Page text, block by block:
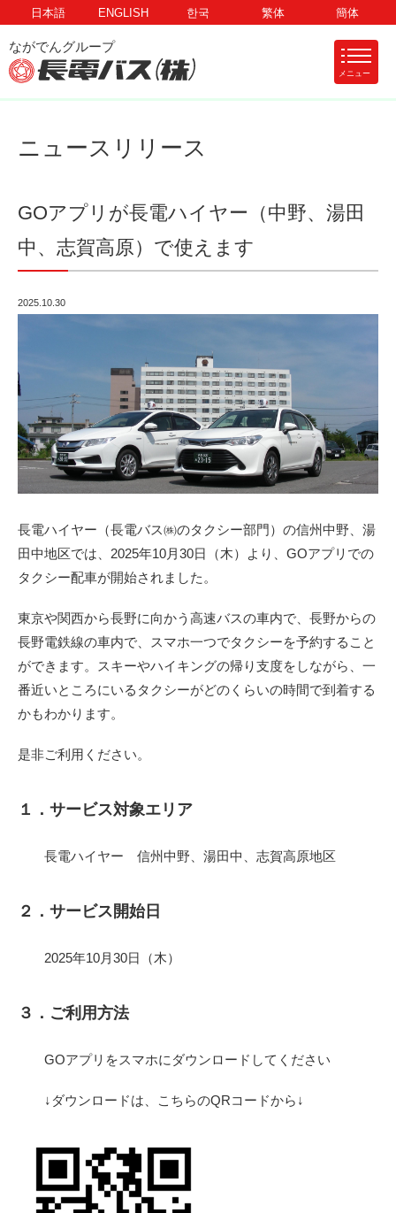
メニュー
日本語 ENGLISH 한국 繁体 簡体
ニュースリリース
GOアプリが長電ハイヤー（中野、湯田
中、志賀高原）で使えます
2025.10.30
長電ハイヤー（長電バス㈱のタクシー部門）の信州中野、湯
田中地区では、2025年10月30日（木）より、GOアプリでの
タクシー配車が開始されました。
東京や関西から長野に向かう高速バスの車内で、長野からの
長野電鉄線の車内で、スマホ一つでタクシーを予約すること
ができます。スキーやハイキングの帰り支度をしながら、一
番近いところにいるタクシーがどのくらいの時間で到着する
かもわかります。
是非ご利用ください。
１．サービス対象エリア
長電ハイヤー 信州中野、湯田中、志賀高原地区
２．サービス開始日
2025年10月30日（木）
３．ご利用方法
GOアプリをスマホにダウンロードしてください
↓ダウンロードは、こちらのQRコードから↓